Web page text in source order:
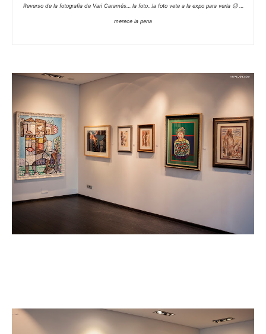
Reverso de la fotografía de Vari Caramés… la foto…la foto vete a la expo para verla 😉 …
merece la pena